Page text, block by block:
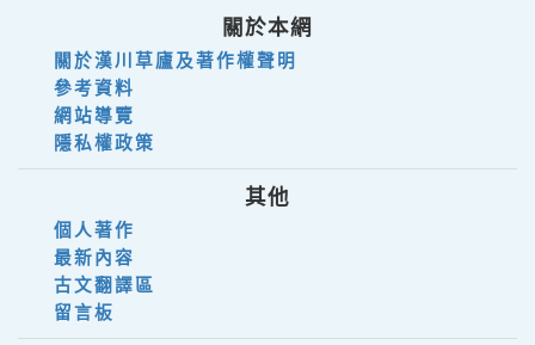
關於本網
關於漢川草廬及著作權聲明
參考資料
網站導覽
隱私權政策
其他
個人著作
最新內容
古文翻譯區
留言板